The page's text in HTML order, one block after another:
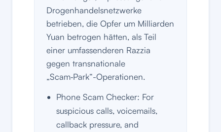
Drogenhandelsnetzwerke
betrieben, die Opfer um Milliarden
Yuan betrogen hätten, als Teil
einer umfassenderen Razzia
gegen transnationale
„Scam‑Park“-Operationen.
Phone Scam Checker: For
suspicious calls, voicemails,
callback pressure, and